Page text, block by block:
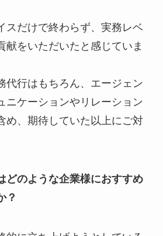
スだけで終わらず、実務レベ
献をいただいたと感じていま
代行はもちろん、エージェン
ニケーションやリレーション
め、期待していた以上にご対
どのような企業様におすすめ
？